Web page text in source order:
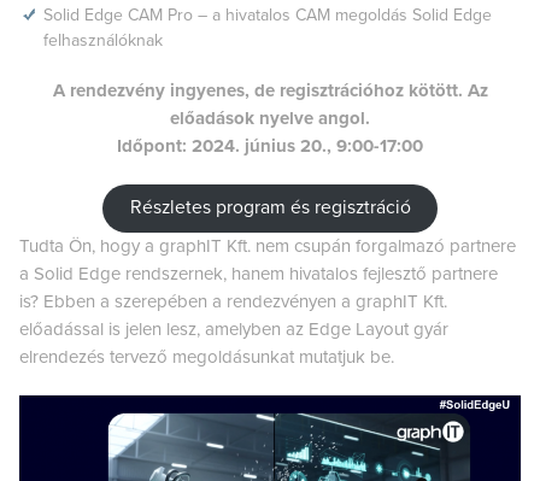
Solid Edge CAM Pro – a hivatalos CAM megoldás Solid Edge
felhasználóknak
A rendezvény ingyenes, de regisztrációhoz kötött. Az
előadások nyelve angol.
Időpont: 2024. június 20., 9:00-17:00
Részletes program és regisztráció
Tudta Ön, hogy a graphIT Kft. nem csupán forgalmazó partnere
a Solid Edge rendszernek, hanem hivatalos fejlesztő partnere
is? Ebben a szerepében a rendezvényen a graphIT Kft.
előadással is jelen lesz, amelyben az Edge Layout gyár
elrendezés tervező megoldásunkat mutatjuk be.